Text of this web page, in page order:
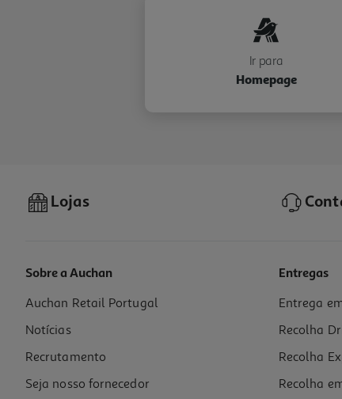
Ir para
Homepage
Lojas
Sobre a Auchan
Auchan Retail Portugal
Notícias
Recrutamento
Seja nosso fornecedor
Entregas
Entrega
Recolha
Recolha
Recolha